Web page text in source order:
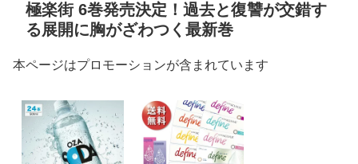
極楽街 6巻発売決定！過去と復讐が交錯す
る展開に胸がざわつく最新巻
本ページはプロモーションが含まれています